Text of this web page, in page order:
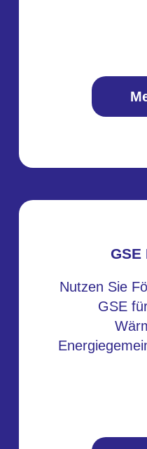
GSE
Nutzen Sie
GSE